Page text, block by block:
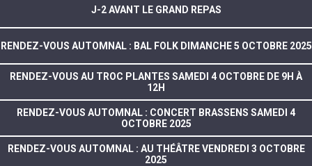
J-2 AVANT LE GRAND REPAS
RENDEZ-VOUS AUTOMNAL : BAL FOLK DIMANCHE 5 OCTOBRE 2025
RENDEZ-VOUS AU TROC PLANTES SAMEDI 4 OCTOBRE DE 9H À
12H
RENDEZ-VOUS AUTOMNAL : CONCERT BRASSENS SAMEDI 4
OCTOBRE 2025
RENDEZ-VOUS AUTOMNAL : AU THÉÂTRE VENDREDI 3 OCTOBRE
2025